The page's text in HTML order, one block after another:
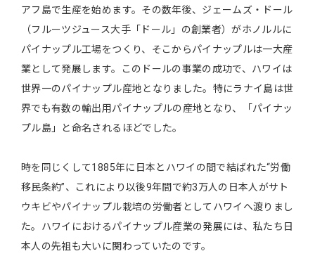
アフ島で生産を始めます。その数年後、ジェームズ・ドール
（フルーツジュース大手「ドール」の創業者）がホノルルに
パイナップル工場をつくり、そこからパイナップルは一大産
業として発展します。このドールの事業の成功で、ハワイは
世界一のパイナップル産地となりました。特にラナイ島は世
界でも有数の輸出用パイナップルの産地となり、「パイナッ
プル島」と命名されるほどでした。
時を同じくして1885年に日本とハワイの間で結ばれた“労働
移民条約”、これにより以後9年間で約3万人の日本人がサト
ウキビやパイナップル栽培の労働者としてハワイへ渡りまし
た。ハワイにおけるパイナップル産業の発展には、私たち日
本人の先祖も大いに関わっていたのです。